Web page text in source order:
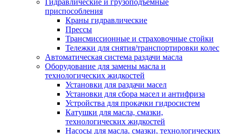
Гидравлические и грузоподъемные
приспособления
Краны гидравлические
Прессы
Трансмиссионные и страховочные стойки
Тележки для снятия/транспортировки колес
Автоматическая система раздачи масла
Оборудование для замены масла и
технологических жидкостей
Установки для раздачи масел
Установки для сбора масел и антифриза
Устройства для прокачки гидросистем
Катушки для масла, смазки,
технологических жидкостей
Насосы для масла, смазки, технологических